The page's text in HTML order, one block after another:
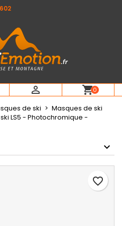
 shopping_cart0
de ski
Masques de ski
LS5 - Photochromique -
favorite_border
Créer une liste d'envies
pour ajouter des produits
Annuler Connexion